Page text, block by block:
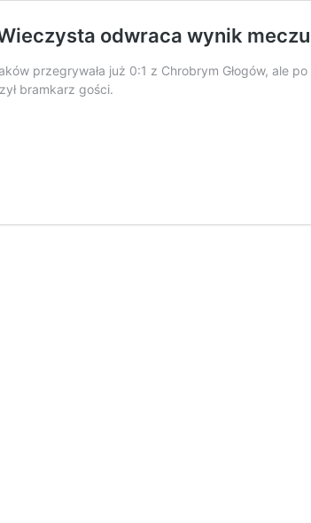
odwraca wynik
przegrywała już 0:1 z Chrobrym Głogów, ale
bramkarz gości.